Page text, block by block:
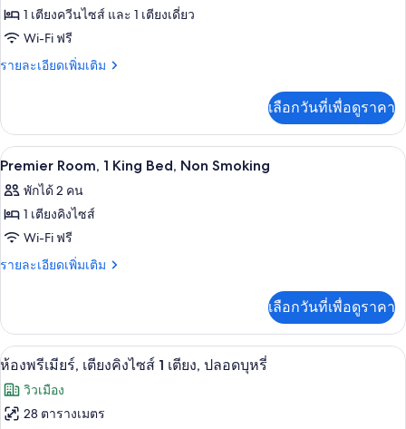
King
Non
Smoking
ทั้งหมด
ของ
Deluxe
(1
Queen
and
Single),
Non
Smoking
1 เตียงควีนไซส์ และ 1 เตียงเดี่ยว
Wi-Fi ฟรี
รายละเอียดเพิ่มเติม
ราย
เกี่ยว
กับ
Deluxe
Room
(1
and
1
เลือกวันที่เพื่อดูราคา
เปิด
ภาพถ่าย
ทั้งหมด
ของ
Premier
King
Bed,
Non
Smoking
เครื่องนอนระดับพรีเมียม, เตียง Select
7
Premier Room, 1 King Bed, Non Smoking
พักได้ 2 คน
1 เตียงคิงไซส์
Wi-Fi ฟรี
รายละเอียดเพิ่มเติม
ราย
เกี่ยว
กับ
Premier
King
เลือกวันที่เพื่อดูราคา
เปิด
ภาพถ่าย
ทั้งหมด
ห้องพรีเมียร์, เตียงคิงไซส์ 1 เตียง, ปล
7
ห้องพรีเมียร์, เตียงคิงไซส์ 1 เตียง, ปลอดบุหรี่
วิวเมือง
28 ตารางเมตร